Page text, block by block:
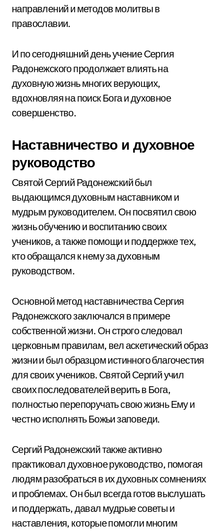
направлений и методов молитвы в
православии.
И по сегодняшний день учение Сергия
Радонежского продолжает влиять на
духовную жизнь многих верующих,
вдохновляя на поиск Бога и духовное
совершенство.
Наставничество и духовное
руководство
Святой Сергий Радонежский был
выдающимся духовным наставником и
мудрым руководителем. Он посвятил свою
жизнь обучению и воспитанию своих
учеников, а также помощи и поддержке тех,
кто обращался к нему за духовным
руководством.
Основной метод наставничества Сергия
Радонежского заключался в примере
собственной жизни. Он строго следовал
церковным правилам, вел аскетический образ
жизни и был образцом истинного благочестия
для своих учеников. Святой Сергий учил
своих последователей верить в Бога,
полностью перепоручать свою жизнь Ему и
честно исполнять Божьи заповеди.
Сергий Радонежский также активно
практиковал духовное руководство, помогая
людям разобраться в их духовных сомнениях
и проблемах. Он был всегда готов выслушать
и поддержать, давал мудрые советы и
наставления, которые помогли многим